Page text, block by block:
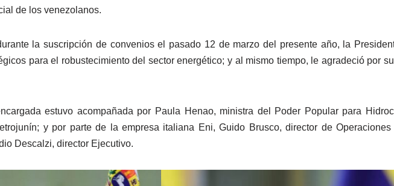
de los venezolanos.
la suscripción de convenios el pasado 12 de marzo del presente año, la
para el robustecimiento del sector energético; y al mismo tiempo, le agradeció por
estuvo acompañada por Paula Henao, ministra del Poder Popular para
y por parte de la empresa italiana Eni, Guido Brusco, director de
Descalzi, director Ejecutivo.